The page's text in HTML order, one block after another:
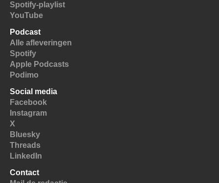
Spotify-playlist
YouTube
Podcast
Alle afleveringen
Spotify
Apple Podcasts
Podimo
Social media
Facebook
Instagram
X
Bluesky
Threads
LinkedIn
Contact